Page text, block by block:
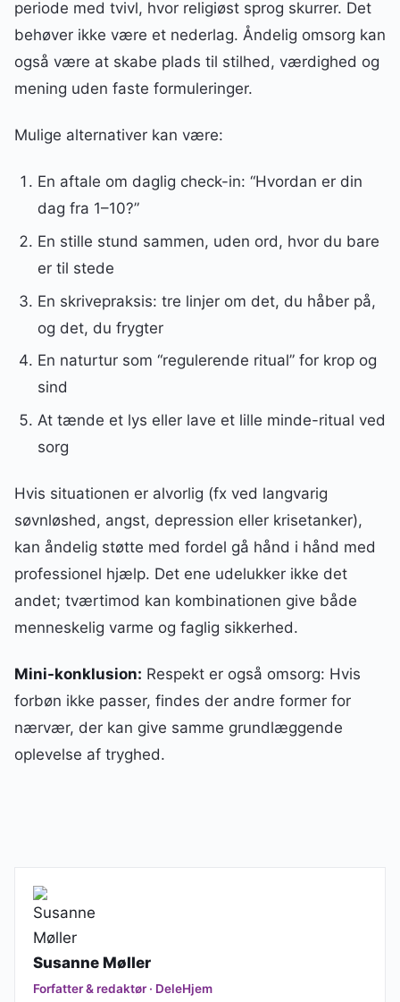
periode med tvivl, hvor religiøst sprog skurrer. Det
behøver ikke være et nederlag. Åndelig omsorg kan
også være at skabe plads til stilhed, værdighed og
mening uden faste formuleringer.
Mulige alternativer kan være:
En aftale om daglig check-in: “Hvordan er din
dag fra 1–10?”
En stille stund sammen, uden ord, hvor du bare
er til stede
En skrivepraksis: tre linjer om det, du håber på,
og det, du frygter
En naturtur som “regulerende ritual” for krop og
sind
At tænde et lys eller lave et lille minde-ritual ved
sorg
Hvis situationen er alvorlig (fx ved langvarig
søvnløshed, angst, depression eller krisetanker),
kan åndelig støtte med fordel gå hånd i hånd med
professionel hjælp. Det ene udelukker ikke det
andet; tværtimod kan kombinationen give både
menneskelig varme og faglig sikkerhed.
Mini-konklusion: Respekt er også omsorg: Hvis
forbøn ikke passer, findes der andre former for
nærvær, der kan give samme grundlæggende
oplevelse af tryghed.
Susanne Møller
Forfatter & redaktør · DeleHjem